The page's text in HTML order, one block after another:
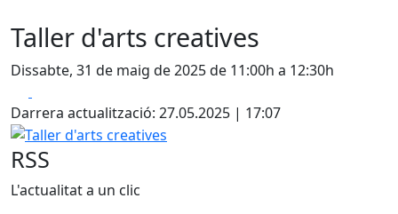
Taller d'arts creatives
Dissabte, 31 de maig de 2025 de 11:00h a 12:30h
Darrera actualització: 27.05.2025 | 17:07
Taller d'arts creatives
RSS
L'actualitat a un clic